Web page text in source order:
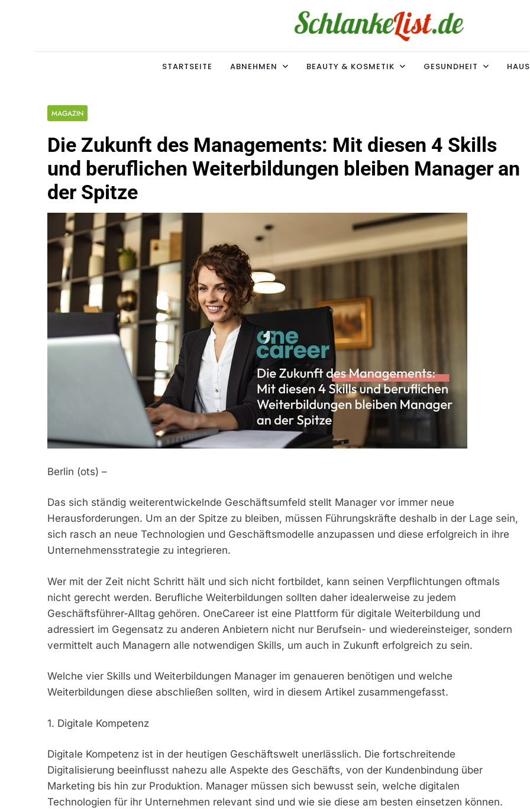
Schlanke-List.de
MAGERSUCHT. BULIMIE. ADIPOSITAS? SIE SIND NICHT ALLEIN!
STARTSEITE
ABNEHMEN BEAUTY & KOSMETIK GESUNDHEIT
MAGAZIN
Die Zukunft des Managements: Mit diesen 4 Skills
und beruflichen Weiterbildungen bleiben Manager an
der Spitze
Berlin (ots) –
Das sich ständig weiterentwickelnde Geschäftsumfeld stellt Manager vor immer neue
Herausforderungen. Um an der Spitze zu bleiben, müssen Führungskräfte deshalb in der Lage sein,
sich rasch an neue Technologien und Geschäftsmodelle anzupassen und diese erfolgreich in ihre
Unternehmensstrategie zu integrieren.
Wer mit der Zeit nicht Schritt hält und sich nicht fortbildet, kann seinen Verpflichtungen oftmals
nicht gerecht werden. Berufliche Weiterbildungen sollten daher idealerweise zu jedem
Geschäftsführer-Alltag gehören. OneCareer ist eine Plattform für digitale Weiterbildung und
adressiert im Gegensatz zu anderen Anbietern nicht nur Berufsein- und wiedereinsteiger, sondern
vermittelt auch Managern alle notwendigen Skills, um auch in Zukunft erfolgreich zu sein.
Welche vier Skills und Weiterbildungen Manager im genaueren benötigen und welche
Weiterbildungen diese abschließen sollten, wird in diesem Artikel zusammengefasst.
1. Digitale Kompetenz
Digitale Kompetenz ist in der heutigen Geschäftswelt unerlässlich. Die fortschreitende
Digitalisierung beeinflusst nahezu alle Aspekte des Geschäfts, von der Kundenbindung über
Marketing bis hin zur Produktion. Manager müssen sich bewusst sein, welche digitalen
Technologien für ihr Unternehmen relevant sind und wie sie diese am besten einsetzen können.